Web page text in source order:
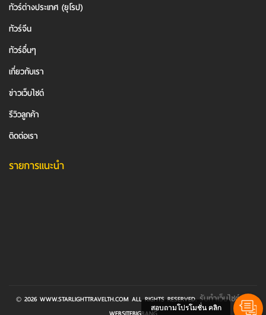
ทัวร์ต่างประเทศ (ยุโรป)
ทัวร์จีน
ทัวร์อื่นๆ
เกี่ยวกับเรา
ข่าวเว็บไซต์
รีวิวลูกค้า
ติดต่อเรา
รายการแนะนำ
© 2026 WWW.STARLIGHTTRAVELTH.COM ALL RIGHTS RESERVED.รับทำเว็บไซต์BY
สอบถามโปรโมชั่น คลิก